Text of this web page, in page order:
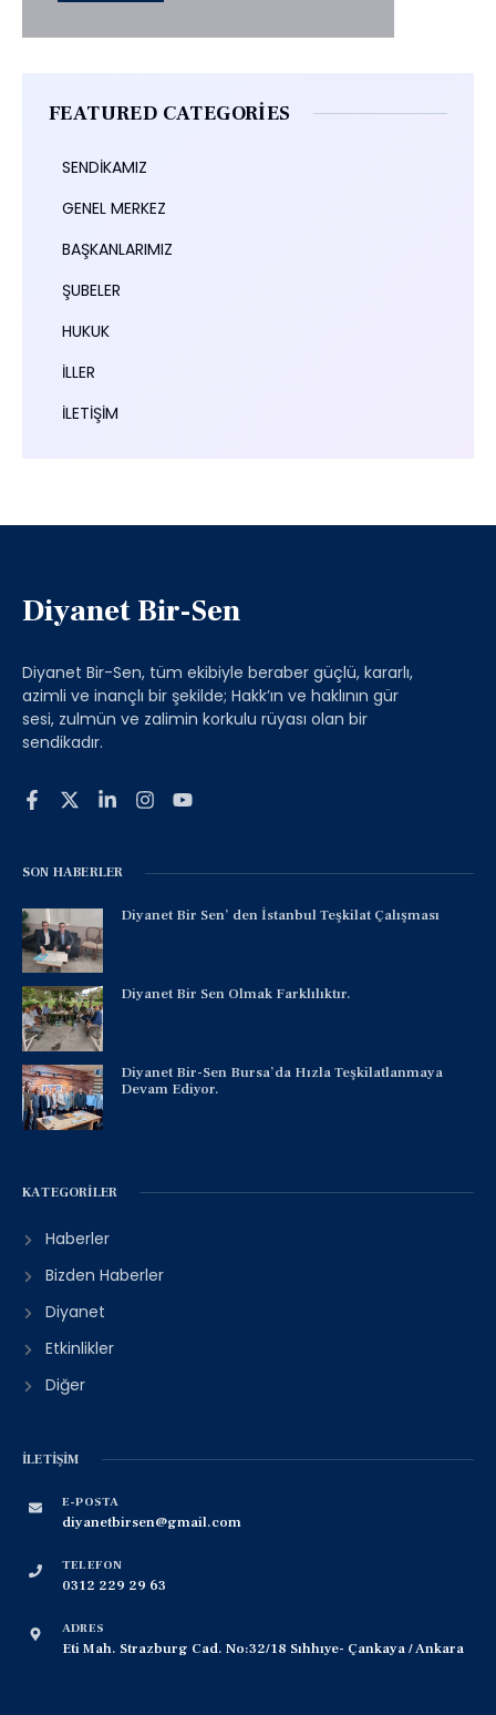
FEATURED CATEGORIES
SENDİKAMIZ
GENEL MERKEZ
BAŞKANLARIMIZ
ŞUBELER
HUKUK
İLLER
İLETİŞİM
SON HABERLER
Diyanet Bir Sen’ den İstanbul Teşkilat Çalışması
Diyanet Bir Sen Olmak Farklılıktır.
Diyanet Bir-Sen Bursa’da Hızla Teşkilatlanmaya
Devam Ediyor.
KATEGORILER
Haberler
Bizden Haberler
Diyanet
Etkinlikler
Diğer
İLETIŞIM
E-POSTA
diyanetbirsen@gmail.com
TELEFON
0312 229 29 63
ADRES
Eti Mah. Strazburg Cad. No:32/18 Sıhhıye- Çankaya / Ankara
Diyanet Bir-Sen
Diyanet Bir-Sen, tüm ekibiyle beraber güçlü, kararlı,
azimli ve inançlı bir şekilde; Hakk’ın ve haklının gür
sesi, zulmün ve zalimin korkulu rüyası olan bir
sendikadır.